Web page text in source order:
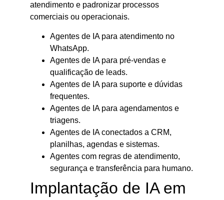
atendimento e padronizar processos
comerciais ou operacionais.
Agentes de IA para atendimento no
WhatsApp.
Agentes de IA para pré-vendas e
qualificação de leads.
Agentes de IA para suporte e dúvidas
frequentes.
Agentes de IA para agendamentos e
triagens.
Agentes de IA conectados a CRM,
planilhas, agendas e sistemas.
Agentes com regras de atendimento,
segurança e transferência para humano.
Implantação de IA em